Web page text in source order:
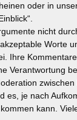
oder in
nicht
Worte
Ihre
Verantwortung
es, je nach
kann.